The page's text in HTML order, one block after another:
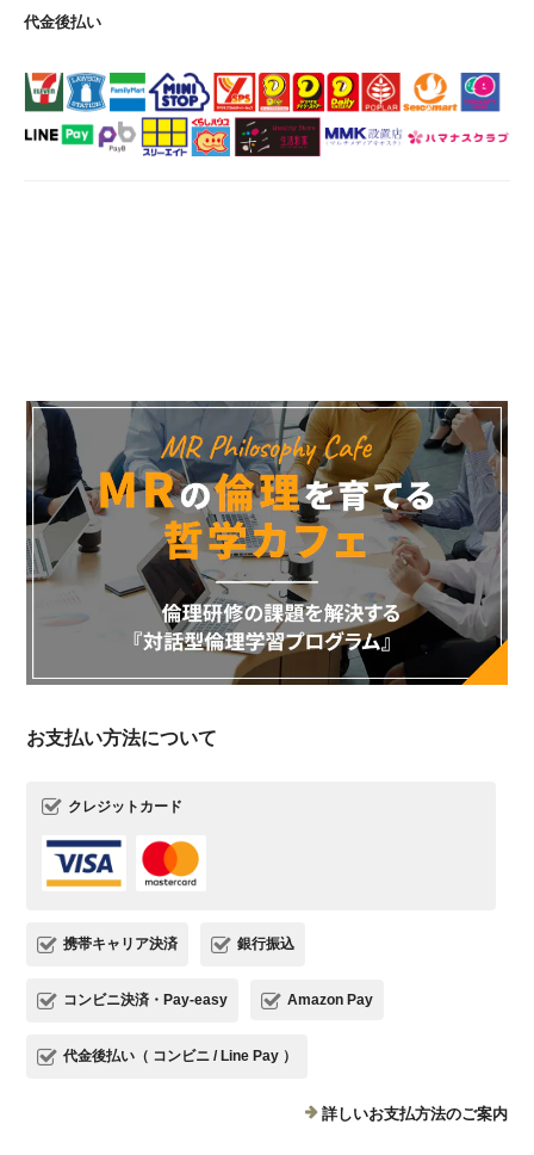
代金後払い
お支払い方法について
クレジットカード
携帯キャリア決済 銀行振込
コンビニ決済・Pay-easy Amazon Pay
代金後払い（ コンビニ / Line Pay ）
詳しいお支払方法のご案内